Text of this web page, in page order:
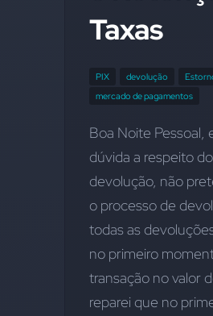
Taxas
PIX devolução
mercado de pagamentos
Boa Noite Pessoal,
dúvida a respeito
devolução, não
o processo de
todas as
no primeiro
transação no valor
reparei que no